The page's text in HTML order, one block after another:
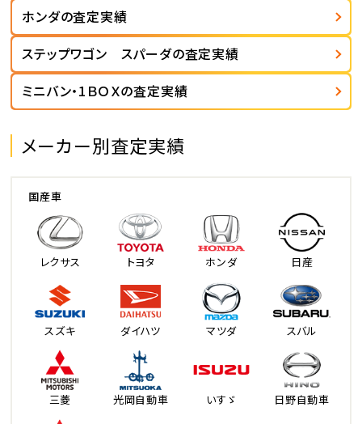
ホンダの査定実績
ステップワゴン スパーダの査定実績
ミニバン・1ＢＯＸの査定実績
メーカー別査定実績
国産車
レクサス トヨタ ホンダ 日産
スズキ ダイハツ マツダ スバル
三菱 光岡自動車 いすゞ 日野自動車